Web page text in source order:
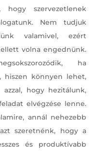
szervezetlenek
Nem tudjuk
valamivel, ezért
volna engednünk.
ha
hiszen könnyen lehet,
hogy hezitálunk,
elvégzése lenne.
annál nehezebb
szeretnénk, hogy a
és produktívabb